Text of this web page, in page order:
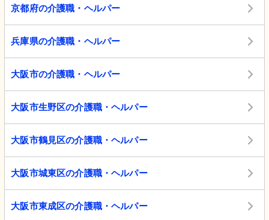
京都府の介護職・ヘルパー
兵庫県の介護職・ヘルパー
大阪市の介護職・ヘルパー
大阪市生野区の介護職・ヘルパー
大阪市鶴見区の介護職・ヘルパー
大阪市城東区の介護職・ヘルパー
大阪市東成区の介護職・ヘルパー